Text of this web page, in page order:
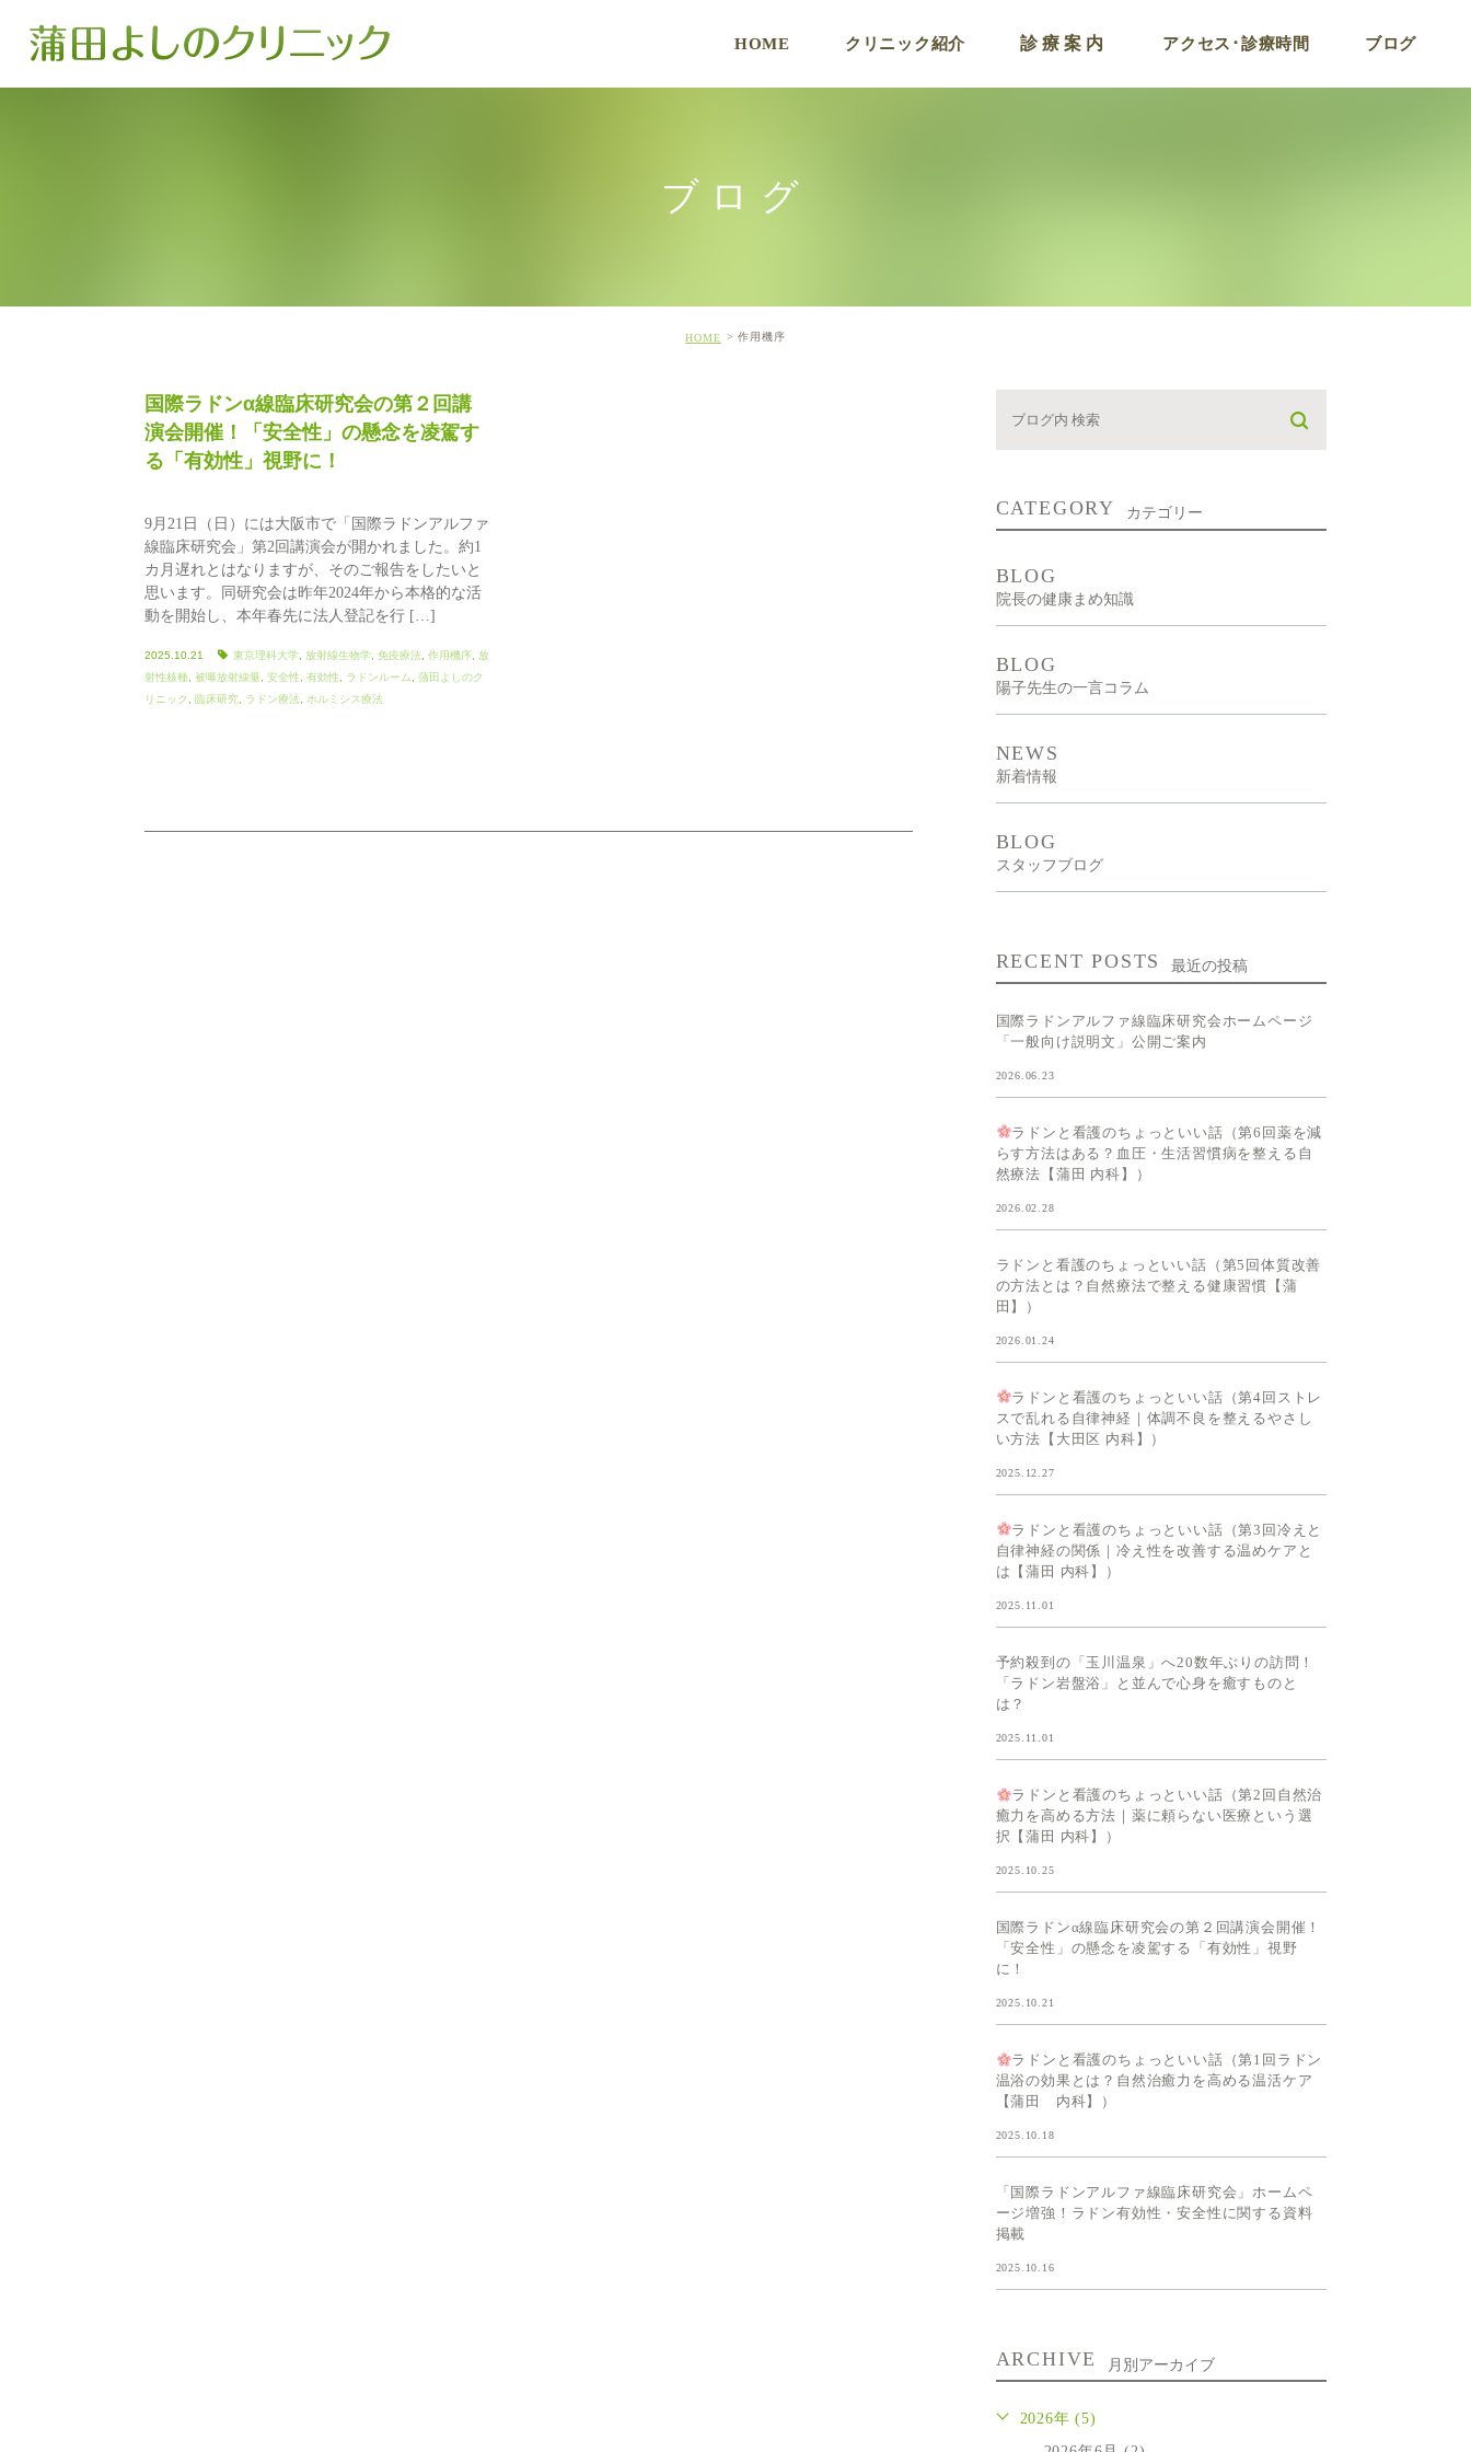
HOME クリニック紹介 診療案内
新型出生前診断
アクセス･診療時間 ブログ
ブログ
HOME 作用機序
国際ラドンα線臨床研究会の第２回講
演会開催！「安全性」の懸念を凌駕す
る「有効性」視野に！
9月21日（日）には大阪市で「国際ラドンアルファ
線臨床研究会」第2回講演会が開かれました。約1
カ月遅れとはなりますが、そのご報告をしたいと
思います。同研究会は昨年2024年から本格的な活
動を開始し、本年春先に法人登記を行 […]
2025.10.21 東京理科大学, 放射線生物学, 免疫療法, 作用機序, 放
射性核種, 被曝放射線量, 安全性, 有効性, ラドンルーム, 蒲田よしのク
リニック , 臨床研究, ラドン療法, ホルミシス療法
CATEGORY カテゴリー
BLOG
院長の健康まめ知識
BLOG
陽子先生の一言コラム
NEWS
新着情報
BLOG
スタッフブログ
RECENT POSTS 最近の投稿
国際ラドンアルファ線臨床研究会ホームページ
「一般向け説明文」公開ご案内
2026.06.23
ラドンと看護のちょっといい話（第6回薬を減
らす方法はある？血圧・生活習慣病を整える自
然療法【蒲田 内科】）
2026.02.28
ラドンと看護のちょっといい話（第5回体質改善
の方法とは？自然療法で整える健康習慣【蒲
田】）
2026.01.24
ラドンと看護のちょっといい話（第4回ストレ
スで乱れる自律神経｜体調不良を整えるやさし
い方法【大田区 内科】）
2025.12.27
ラドンと看護のちょっといい話（第3回冷えと
自律神経の関係｜冷え性を改善する温めケアと
は【蒲田 内科】）
2025.11.01
予約殺到の「玉川温泉」へ20数年ぶりの訪問！
「ラドン岩盤浴」と並んで心身を癒すものと
は？
2025.11.01
ラドンと看護のちょっといい話（第2回自然治
癒力を高める方法｜薬に頼らない医療という選
択【蒲田 内科】）
2025.10.25
国際ラドンα線臨床研究会の第２回講演会開催！
「安全性」の懸念を凌駕する「有効性」視野
に！
2025.10.21
ラドンと看護のちょっといい話（第1回ラドン
温浴の効果とは？自然治癒力を高める温活ケア
【蒲田 内科】）
2025.10.18
「国際ラドンアルファ線臨床研究会」ホームペ
ージ増強！ラドン有効性・安全性に関する資料
掲載
2025.10.16
ARCHIVE 月別アーカイブ
2026年 (5)